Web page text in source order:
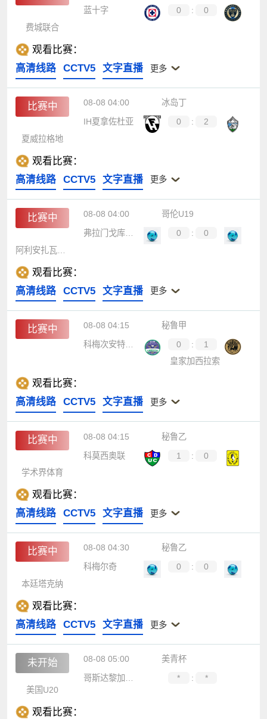
蓝十字
0 :
0
费城联合
观看比赛：
高清线路
CCTV5 文字直播 更多
比赛中 08-08 04:00
冰岛丁
IH夏拿佐杜亚
0 :
2
夏威拉格地
观看比赛：
高清线路
CCTV5 文字直播 更多
比赛中 08-08 04:00
哥伦U19
弗拉门戈库库塔U19
0 :
0
观看比赛：
高清线路
CCTV5 文字直播 更多
比赛中 08-08 04:15
秘鲁甲
科梅次安特斯尤尼杜斯
0 :
1
皇家加西拉索
观看比赛：
高清线路
CCTV5 文字直播 更多
比赛中 08-08 04:15
秘鲁乙
科莫西奥联
1 :
0
学术界体育
观看比赛：
高清线路
CCTV5 文字直播 更多
比赛中 08-08 04:30
秘鲁乙
科梅尔奇
0 :
0
本廷塔克纳
观看比赛：
高清线路
CCTV5 文字直播 更多
未开始 08-08 05:00
美青杯
哥斯达黎加U20
* :
*
美国U20
观看比赛：